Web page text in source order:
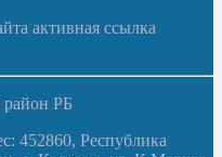
активная ссылка
РБ
452860, Республика